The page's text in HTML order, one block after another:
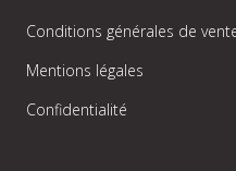
Conditions générales de
Mentions légales
Confidentialité